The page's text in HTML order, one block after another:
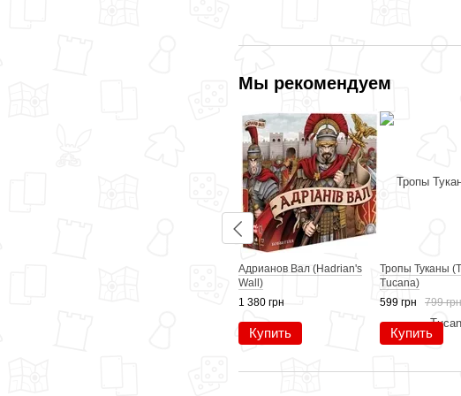
Мы рекомендуем
Адрианов Вал (Hadrian's
Wall)
1 380 грн
Купить
Тропы Туканы
Tucana)
599 грн
799 грн
Купить